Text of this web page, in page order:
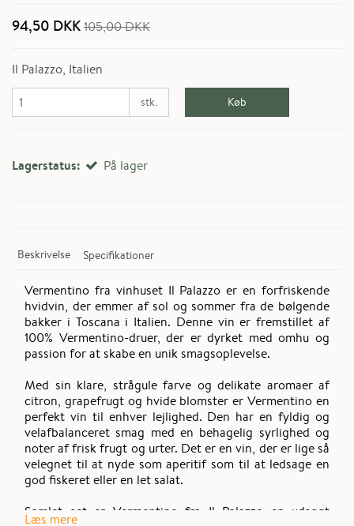
94,50 DKK105,00 DKK
Il Palazzo, Italien
stk. Køb
Lagerstatus: På lager
Beskrivelse Specifikationer
Vermentino fra vinhuset Il Palazzo er en forfriskende
hvidvin, der emmer af sol og sommer fra de bølgende
bakker i Toscana i Italien. Denne vin er fremstillet af
100% Vermentino-druer, der er dyrket med omhu og
passion for at skabe en unik smagsoplevelse.
Med sin klare, strågule farve og delikate aromaer af
citron, grapefrugt og hvide blomster er Vermentino en
perfekt vin til enhver lejlighed. Den har en fyldig og
velafbalanceret smag med en behagelig syrlighed og
noter af frisk frugt og urter. Det er en vin, der er lige så
velegnet til at nyde som aperitif som til at ledsage en
god fiskeret eller en let salat.
Samlet set er Vermentino fra Il Palazzo en udsøgt
Læs mere